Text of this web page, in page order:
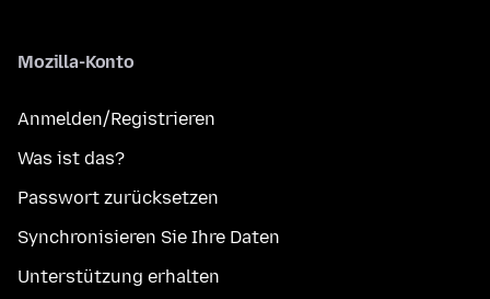
Mozilla-Konto
Anmelden/Registrieren
Was ist das?
Passwort zurücksetzen
Synchronisieren Sie Ihre Daten
Unterstützung erhalten